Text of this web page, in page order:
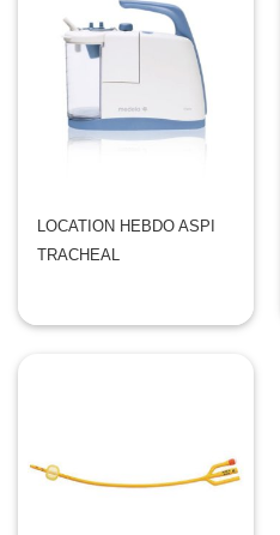
LOCATION HEBDO ASPI
TRACHEAL